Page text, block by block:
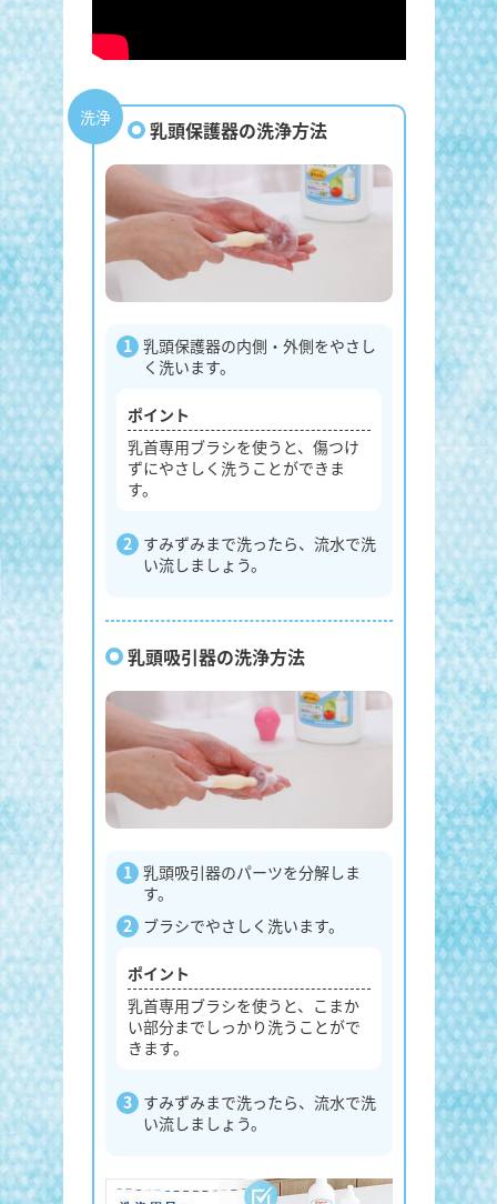
洗浄
乳頭保護器の洗浄方法
乳頭保護器の内側・外側をやさし
く洗います。
ポイント
乳首専用ブラシを使うと、傷つけ
ずにやさしく洗うことができま
す。
すみずみまで洗ったら、流水で洗
い流しましょう。
乳頭吸引器の洗浄方法
乳頭吸引器のパーツを分解しま
す。
ブラシでやさしく洗います。
ポイント
乳首専用ブラシを使うと、こまか
い部分までしっかり洗うことがで
きます。
すみずみまで洗ったら、流水で洗
い流しましょう。